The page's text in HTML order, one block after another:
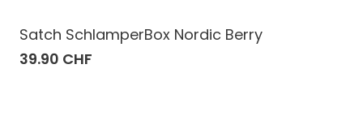
Satch SchlamperBox Nordic Berry
39.90 CHF